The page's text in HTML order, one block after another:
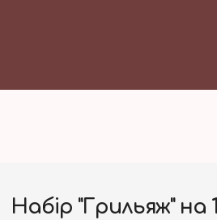
Набір "Грильяж"